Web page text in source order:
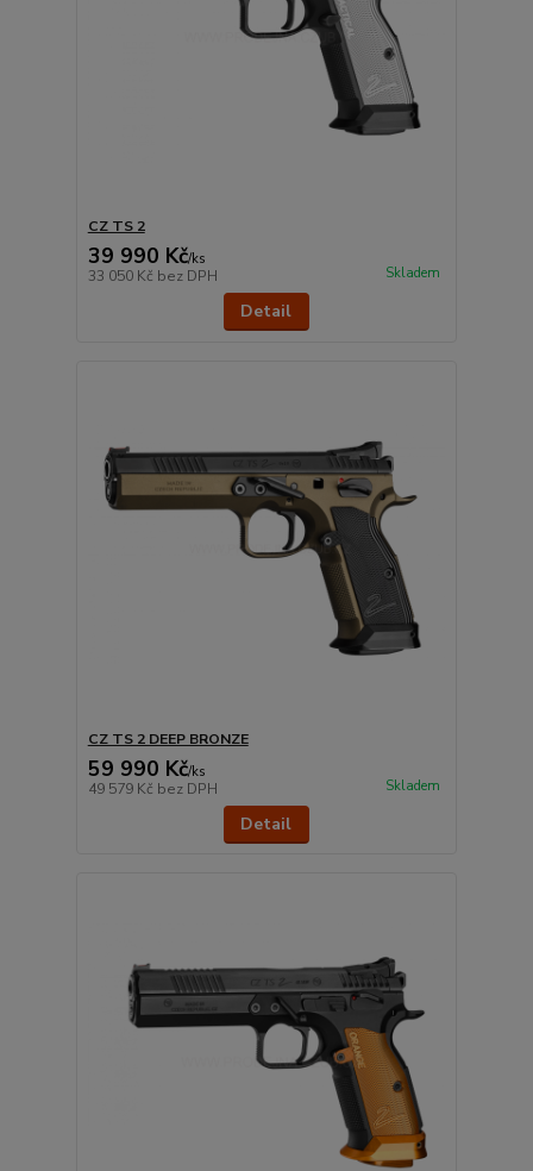
CZ TS 2
39 990 Kč/ks
33 050 Kč bez DPH Skladem
Detail
CZ TS 2 DEEP BRONZE
59 990 Kč/ks
49 579 Kč bez DPH Skladem
Detail